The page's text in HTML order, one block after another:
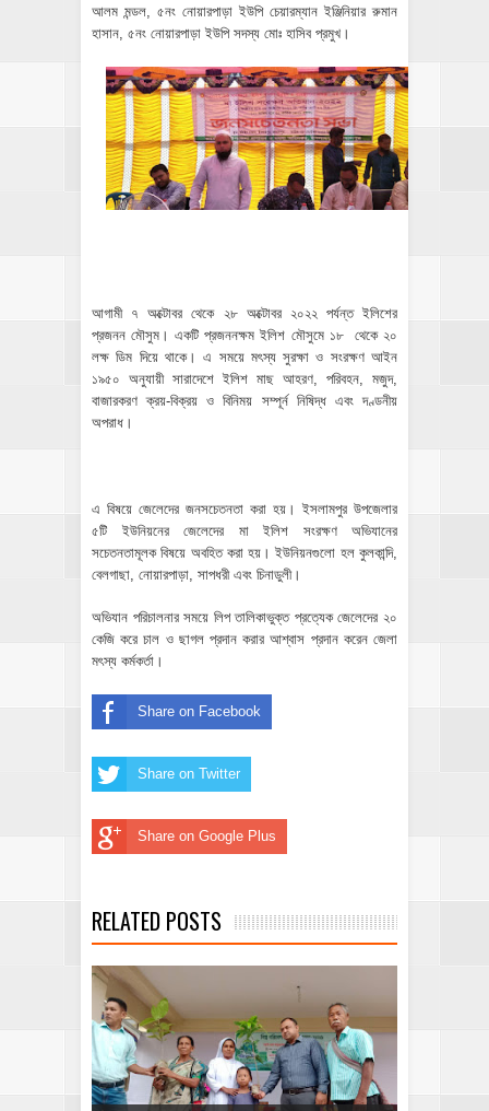
আলম মন্ডল, ৫নং নোয়ারপাড়া ইউপি চেয়ারম্যান ইঞ্জিনিয়ার রুমান
হাসান, ৫নং নোয়ারপাড়া ইউপি সদস্য মোঃ হাসিব প্রমুখ।
আগামী ৭ অক্টোবর থেকে ২৮ অক্টোবর ২০২২ পর্যন্ত ইলিশের
প্রজনন মৌসুম। একটি প্রজননক্ষম ইলিশ মৌসুমে ১৮ থেকে ২০
লক্ষ ডিম দিয়ে থাকে। এ সময়ে মৎস্য সুরক্ষা ও সংরক্ষণ আইন
১৯৫০ অনুযায়ী সারাদেশে ইলিশ মাছ আহরণ, পরিবহন, মজুদ,
বাজারকরণ ক্রয়-বিক্রয় ও বিনিময় সম্পূর্ন নিষিদ্ধ এবং দণ্ডনীয়
অপরাধ।
এ বিষয়ে জেলেদের জনসচেতনতা করা হয়। ইসলামপুর উপজেলার
৫টি ইউনিয়নের জেলেদের মা ইলিশ সংরক্ষণ অভিযানের
সচেতনতামূলক বিষয়ে অবহিত করা হয়। ইউনিয়নগুলো হল কুলকান্দি,
বেলগাছা, নোয়ারপাড়া, সাপধরী এবং চিনাডুলী।
অভিযান পরিচালনার সময়ে লিপ তালিকাভুক্ত প্রত্যেক জেলেদের ২০
কেজি করে চাল ও ছাগল প্রদান করার আশ্বাস প্রদান করেন জেলা
মৎস্য কর্মকর্তা।
Share on Facebook
Share on Twitter
Share on Google Plus
RELATED POSTS